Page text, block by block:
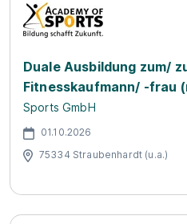
Duale Ausbildung zum/
Fitnesskaufmann/ -frau
Sports GmbH
01.10.2026
75334 Straubenhardt (u.a.)